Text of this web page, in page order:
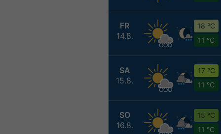
FR
14.8.
18 °C
11 °C
SA
15.8.
17 °C
11 °C
SO
16.8.
15 °C
11 °C